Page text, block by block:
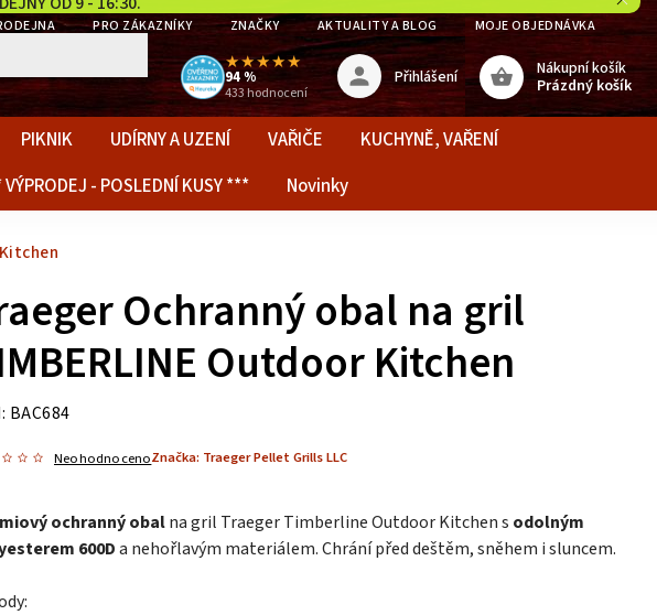
PRO ZÁKAZNÍKY ZNAČKY AKTUALITY A BLOG MOJE OBJEDNÁVKA
★★★★★
94 %
433 hodnocení
Nákupní košík
Prázdný košík
Přihlášení
PIKNIK UDÍRNY A UZENÍ VAŘIČE
KUCHYNĚ, VAŘENÍ
- POSLEDNÍ KUSY *** Novinky
Ochranný obal na gril
Outdoor Kitchen
BAC684
NeohodnocenoZnačka: Traeger Pellet Grills LLC
ochranný obalna gril Traeger Timberline Outdoor Kitchen s odolným
600Da nehořlavým materiálem. Chrání před deštěm, sněhem i sluncem.